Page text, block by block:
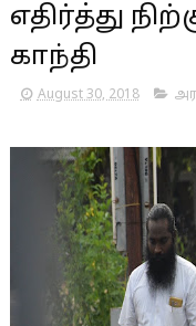
எதிர்த்து
காந்தி
August 30, 2018